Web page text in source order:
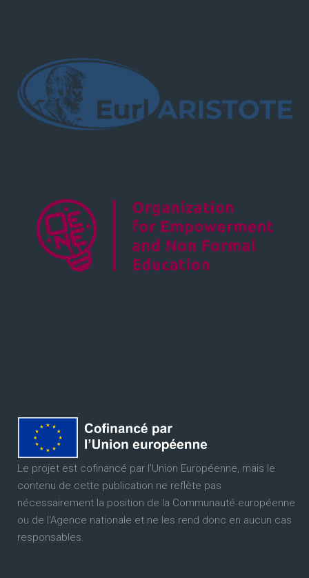
Le projet est cofinancé par l'Union Européenne, mais le
contenu de cette publication ne reflète pas
nécessairement la position de la Communauté européenne
ou de l'Agence nationale et ne les rend donc en aucun cas
responsables.